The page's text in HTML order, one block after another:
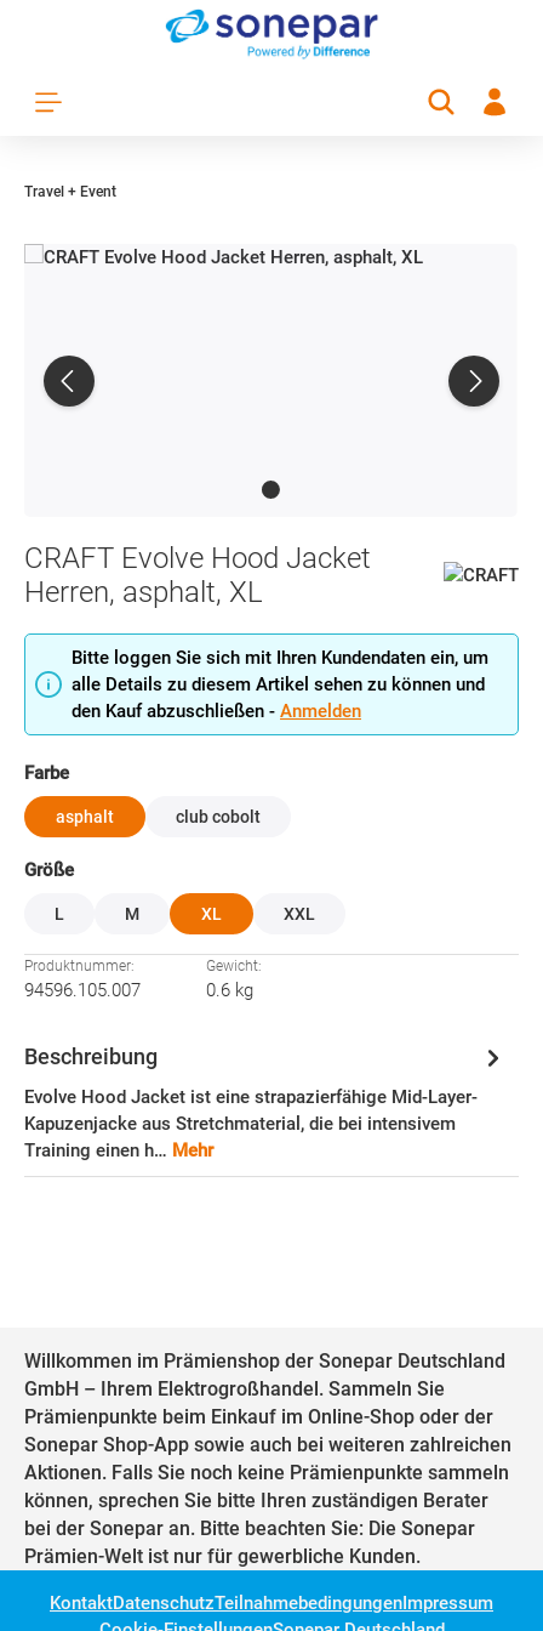
Zum Hauptinhalt springen
Travel + Event
CRAFT Evolve Hood Jacket
Herren, asphalt, XL
Bitte loggen Sie sich mit Ihren Kundendaten ein, um
alle Details zu diesem Artikel sehen zu können und
den Kauf abzuschließen - Anmelden
Farbeauswählen
asphalt club cobolt
Größeauswählen
L M XL XXL
Produktnummer:
94596.105.007
Gewicht:
0.6 kg
Beschreibung
Evolve Hood Jacket ist eine strapazierfähige Mid-Layer-
Kapuzenjacke aus Stretchmaterial, die bei intensivem
Training einen h… Mehr
Willkommen im Prämienshop der Sonepar Deutschland
GmbH – Ihrem Elektrogroßhandel. Sammeln Sie
Prämienpunkte beim Einkauf im Online-Shop oder der
Sonepar Shop-App sowie auch bei weiteren zahlreichen
Aktionen. Falls Sie noch keine Prämienpunkte sammeln
können, sprechen Sie bitte Ihren zuständigen Berater
bei der Sonepar an. Bitte beachten Sie: Die Sonepar
Prämien-Welt ist nur für gewerbliche Kunden.
KontaktDatenschutzTeilnahmebedingungenImpressum